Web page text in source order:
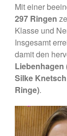
Mit einer
297 Ringen
Klasse und
Insgesamt
damit den
Liebenhagen
Silke
Ringe).